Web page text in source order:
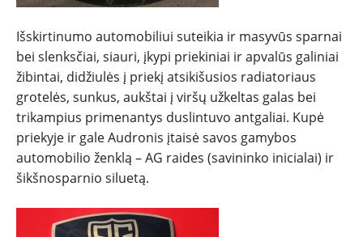
Išskirtinumo automobiliui suteikia ir masyvūs sparnai
bei slenksčiai, siauri, įkypi priekiniai ir apvalūs galiniai
žibintai, didžiulės į priekį atsikišusios radiatoriaus
grotelės, sunkus, aukštai į viršų užkeltas galas bei
trikampius primenantys duslintuvo antgaliai. Kupė
priekyje ir gale Audronis įtaisė savos gamybos
automobilio ženklą – AG raides (savininko inicialai) ir
šikšnosparnio siluetą.